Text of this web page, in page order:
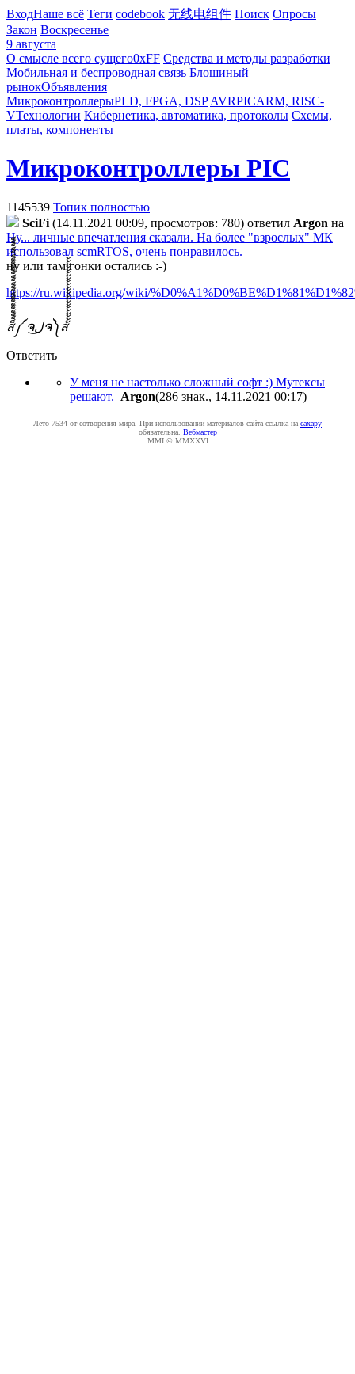
ВходНаше всё Теги codebook 无线电组件 Поиск Опросы
Закон Воскресенье
9 августа
О смысле всего сущего0xFF Средства и методы разработки
Мобильная и беспроводная связь Блошиный
рынокОбъявления
МикроконтроллерыPLD, FPGA, DSP AVRPICARM, RISC-
VТехнологии Кибернетика, автоматика, протоколы Схемы,
платы, компоненты
Микроконтроллеры PIC
1145539 Топик полностью
SciFi (14.11.2021 00:09, просмотров: 780) ответил Argon на
Ну... личные впечатления сказали. На более "взрослых" МК
использовал scmRTOS, очень понравилось.
ну или там гонки остались :-)
https://ru.wikipedia.org/wiki/
ส็็็็็็็็็็็็็็็็็็็็็็็็็༼ ຈل͜ຈ༽ส้้้้้้้้้้้้้้้้้้้้้้้
Ответить
У меня не настолько сложный софт :) Мутексы
решают. Argon(286 знак., 14.11.2021 00:17)
Лето 7534 от сотворения мира. При использовании материалов сайта ссылка на caxapу
обязательна. Вебмастер
MMI © MMXXVI